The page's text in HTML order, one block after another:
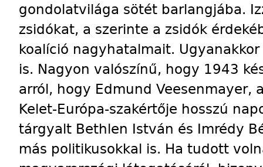
gondolatvilága sötét barlangjába.
zsidókat, a szerinte a zsidók
koalíció nagyhatalmait.
is. Nagyon valószínű, hogy 1943
arról, hogy Edmund Veesenmayer,
Kelet-Európa-szakértője hosszú
tárgyalt Bethlen István és Imrédy
más politikusokkal is. Ha tudott